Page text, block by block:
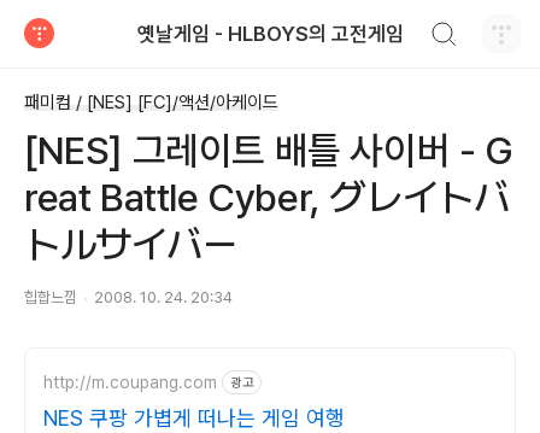
옛날게임 - HLBOYS의 고전게임
패미컴 / [NES] [FC]/액션/아케이드
[NES] 그레이트 배틀 사이버 - G
reat Battle Cyber, グレイトバ
トルサイバー
힙합느낌 2008. 10. 24. 20:34
http://m.coupang.com 광고
NES 쿠팡 가볍게 떠나는 게임 여행